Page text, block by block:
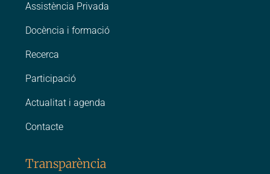
Assistència Privada
Docència i formació
Recerca
Participació
Actualitat i agenda
Contacte
Transparència